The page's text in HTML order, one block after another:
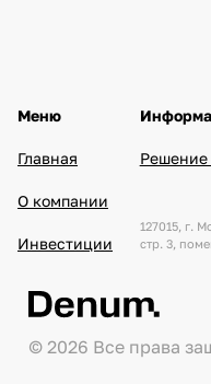
© 2026 Все права
Меню
Главная
О компании
Инвестиции
127015, г.
стр. 3,